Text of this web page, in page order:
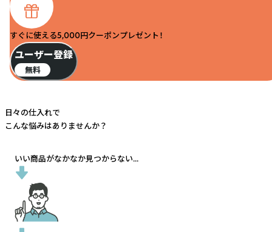
すぐに使える5,000円クーポンプレゼント！
ユーザー登録
無料
日々の仕入れで
こんな悩みはありませんか？
いい商品がなかなか見つからない...